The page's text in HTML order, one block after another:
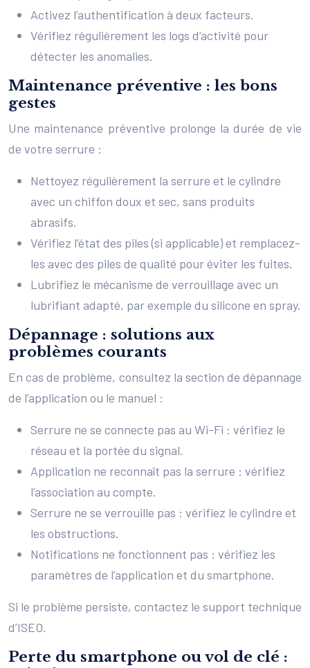
Activez l’authentification à deux facteurs.
Vérifiez régulièrement les logs d’activité pour
détecter les anomalies.
Maintenance préventive : les bons
gestes
Une maintenance préventive prolonge la durée de vie
de votre serrure :
Nettoyez régulièrement la serrure et le cylindre
avec un chiffon doux et sec, sans produits
abrasifs.
Vérifiez l’état des piles (si applicable) et remplacez-
les avec des piles de qualité pour éviter les fuites.
Lubrifiez le mécanisme de verrouillage avec un
lubrifiant adapté, par exemple du silicone en spray.
Dépannage : solutions aux
problèmes courants
En cas de problème, consultez la section de dépannage
de l’application ou le manuel :
Serrure ne se connecte pas au Wi-Fi : vérifiez le
réseau et la portée du signal.
Application ne reconnaît pas la serrure : vérifiez
l’association au compte.
Serrure ne se verrouille pas : vérifiez le cylindre et
les obstructions.
Notifications ne fonctionnent pas : vérifiez les
paramètres de l’application et du smartphone.
Si le problème persiste, contactez le support technique
d’ISEO.
Perte du smartphone ou vol de clé :